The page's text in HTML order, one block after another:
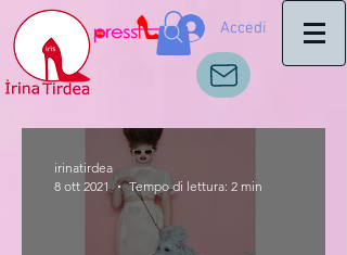
Accedi
irinatirdea
8 ott 2021
Tempo di lettura: 2 min